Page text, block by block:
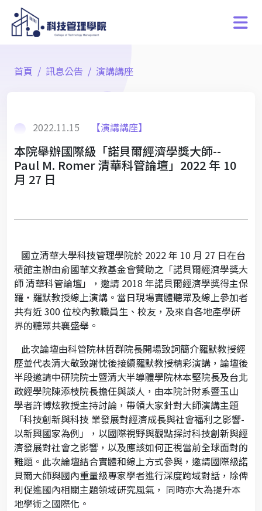
首頁 訊息公告 演講講座
2022.11.15 【演講講座】
本院舉辦國際級「諾貝爾經濟學獎大師--
Paul M. Romer 清華科管論壇」2022 年 10
月 27 日
國立清華大學科技管理學院於 2022 年 10 月 27 日在台
積館主辦由俞國華文教基金會贊助之「諾貝爾經濟學獎大
師 清華科管論壇」，邀請 2018 年諾貝爾經濟學獎得主保
羅‧羅默教授線上演講。當日現場實體聽眾及線上參加者
共有近 300 位校內教職員生、校友，及來自各地產學研
界的聽眾共襄盛舉。
此次論壇由科管院林哲群院長開場致詞簡介羅默教授經
歷並代表清大敬致謝忱後接續羅默教授精彩演講，論壇後
半段邀請中研院院士暨清大半導體學院林本堅院長及台北
政經學院陳添枝院長擔任與談人，由本院計財系暨玉山
學者許博炫教授主持討論，帶領大家針對大師演講主題
「科技創新與科技 業發展對經濟成長與社會福利之影響-
以新興國家為例」，以國際視野與觀點探討科技創新與經
濟發展對社會之影響，以及應該如何正視當前全球面對的
難題。此次論壇結合實體和線上方式參與，邀請國際級諾
貝爾大師與國內重量級專家學者進行深度跨域對話，除俾
利促進國內相關主題領域研究風氣， 同時亦大為提升本
地學術之國際化。